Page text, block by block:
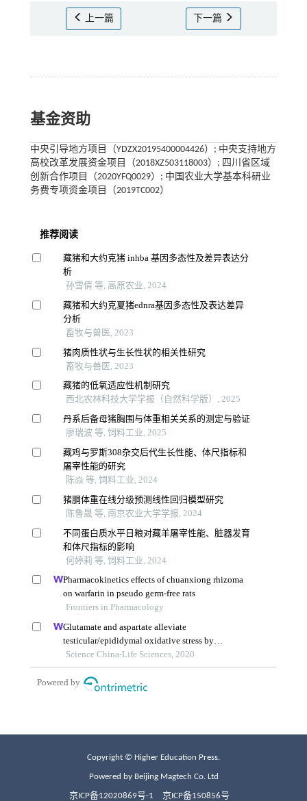
上一篇 下一篇
基金资助
中央引导地方项目（YDZX20195400004426）; 中央支持地方
高校改革发展资金项目（2018XZ503118003）; 四川省区域
创新合作项目（2020YFQ0029）; 中国农业大学基本科研业
务费专项资金项目（2019TC002）
Copyright © Higher Education Press.
Powered by Beijing Magtech Co. Ltd
京ICP备12020869号-1 京ICP备150856号